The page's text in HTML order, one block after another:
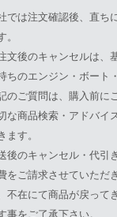
では注文確認後、直ち
。
文後のキャンセルは、
ちのエンジン・ボート
のご質問は、購入前に
な商品検索・アドバイ
ます。
後のキャンセル・代引
をご請求させていただ
不在にて商品が戻って
事をご了承下さい。